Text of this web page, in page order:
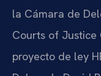
la Cámara de
Courts of Justice
proyecto de ley